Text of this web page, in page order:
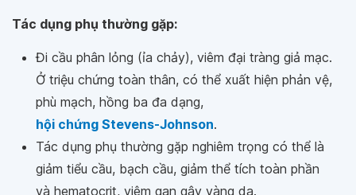
Tác dụng phụ thường gặp:
Đi cầu phân lỏng (ỉa chảy), viêm đại tràng giả mạc.
Ở triệu chứng toàn thân, có thể xuất hiện phản vệ,
phù mạch, hồng ba đa dạng,
hội chứng Stevens-Johnson.
Tác dụng phụ thường gặp nghiêm trọng có thể là
giảm tiểu cầu, bạch cầu, giảm thể tích toàn phần
và hematocrit, viêm gan gây vàng da.